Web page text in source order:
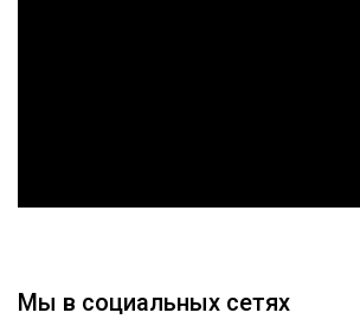
Мы в социальных сетях